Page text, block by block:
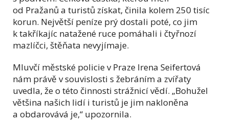
od Pražanů a turistů získat, činila kolem 250 tisíc
korun. Největší peníze prý dostali poté, co jim
k takříkajíc natažené ruce pomáhali i čtyřnozí
mazlíčci, štěňata nevyjímaje.
Mluvčí městské policie v Praze Irena Seifertová
nám právě v souvislosti s žebráním a zvířaty
uvedla, že o této činnosti strážnicí vědí. „Bohužel
většina našich lidí i turistů je jim nakloněna
a obdarovává je,“ upozornila.